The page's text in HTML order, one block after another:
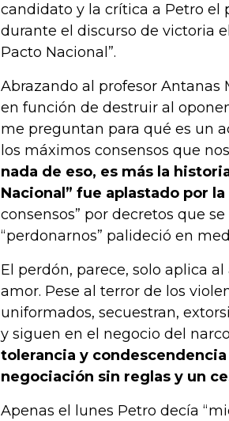
candidato y la crítica a Petro el
durante el discurso de victoria
Pacto Nacional”.
Abrazando al profesor Antanas
en función de destruir al
me preguntan para qué es un
los máximos consensos que
nada de eso, es más la
Nacional” fue aplastado por
consensos” por decretos que
“perdonarnos” palideció en
El perdón, parece, solo aplica
amor. Pese al terror de los
uniformados, secuestran,
y siguen en el negocio del
tolerancia y
negociación sin reglas y un
Apenas el lunes Petro decía